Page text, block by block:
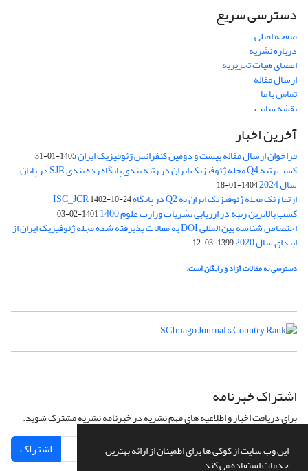
این وب سایت از کوکی ها برای اطمینان از ارائه بهترین
خدمات استفاده می کند.
دسترسی سریع
صفحه اصلی
درباره نشریه
اعضای هیات تحریریه
ارسال مقاله
تماس با ما
نقشه سایت
آخرین اخبار
فراخوان ارسال مقاله بیست و دومین کنفرانس ژئوفیزیک ایران1405-01-31
کسب رتبه Q4 مجله ژئوفیزیک ایران در رتبه بندی پایگاه رده بندی SJR در پایان
سال 2024 1404-01-18
ارتقا رنک مجله ژئوفیزیک ایران به Q2 در پایگاه ISC_JCR 1402-10-24
کسب بالاترین رتبه در ارزیابی نشریات وزارت علوم 1400 1401-02-03
اختصاص شناسه بین المللی DOI به مقالات پذیرفته شده مجله ژئوفیزیک ایران از
ابتدای سال 2020 1399-03-12
دسترسی به مقالات آزاد و رایگان است.
اشتراک خبرنامه
برای دریافت اخبار و اطلاعیه های مهم نشریه در خبرنامه نشریه مشترک شوید.
اشتراک